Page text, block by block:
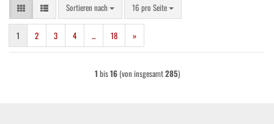
Sortieren nach
Sortieren nach 16 pro Seite
pro Seite
1 2 3 4 ... 18 »
1 bis16(von insgesamt285)